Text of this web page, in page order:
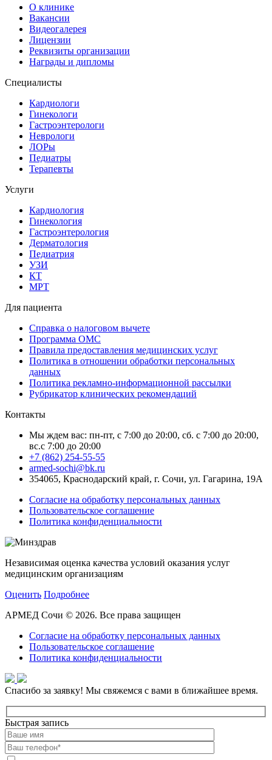
О клинике
Вакансии
Видеогалерея
Лицензии
Реквизиты организации
Награды и дипломы
Специалисты
Кардиологи
Гинекологи
Гастроэнтерологи
Неврологи
ЛОРы
Педиатры
Терапевты
Услуги
Кардиология
Гинекология
Гастроэнтерология
Дерматология
Педиатрия
УЗИ
КТ
МРТ
Для пациента
Справка о налоговом вычете
Программа ОМС
Правила предоставления медицинских услуг
Политика в отношении обработки персональных
данных
Политика рекламно-информационной рассылки
Рубрикатор клинических рекомендаций
Контакты
Мы ждем вас: пн-пт, с 7:00 до 20:00, сб. с 7:00 до 20:00,
вс.с 7:00 до 20:00
+7 (862) 254-55-55
armed-sochi@bk.ru
354065, Краснодарский край, г. Сочи, ул. Гагарина, 19А
Согласие на обработку персональных данных
Пользовательское соглашение
Политика конфиденциальности
Независимая оценка качества условий оказания услуг
медицинским организациям
Оценить Подробнее
АРМЕД Сочи © 2026. Все права защищен
Согласие на обработку персональных данных
Пользовательское соглашение
Политика конфиденциальности
Спасибо за заявку! Мы свяжемся с вами в ближайшее время.
Быстрая запись